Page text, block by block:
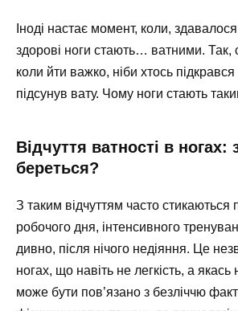
Іноді настає момент, коли,
здорові ноги стають… ватними.
коли йти важко, ніби хтось підкрався
підсунув вату. Чому ноги стають
Відчуття ватності в ногах:
береться?
З таким відчуттям часто стикаються
робочого дня, інтенсивного
дивно, після нічого недіяння. Це
ногах, що навіть не легкість, а
може бути пов’язано з безліччю